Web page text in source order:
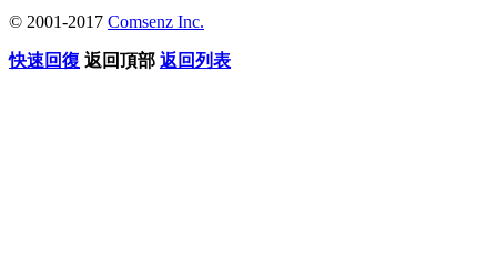
© 2001-2017 Comsenz Inc.
快速回復 返回頂部 返回列表